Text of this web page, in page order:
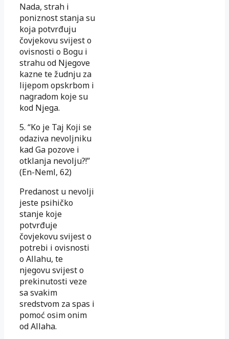
Nada, strah i
poniznost stanja su
koja potvrđuju
čovjekovu svijest o
ovisnosti o Bogu i
strahu od Njegove
kazne te žudnju za
lijepom opskrbom i
nagradom koje su
kod Njega.
5. “Ko je Taj Koji se
odaziva nevoljniku
kad Ga pozove i
otklanja nevolju?!”
(En-Neml, 62)
Predanost u nevolji
jeste psihičko
stanje koje
potvrđuje
čovjekovu svijest o
potrebi i ovisnosti
o Allahu, te
njegovu svijest o
prekinutosti veze
sa svakim
sredstvom za spas i
pomoć osim onim
od Allaha.